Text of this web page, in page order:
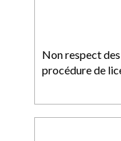
Non respect
procédure de